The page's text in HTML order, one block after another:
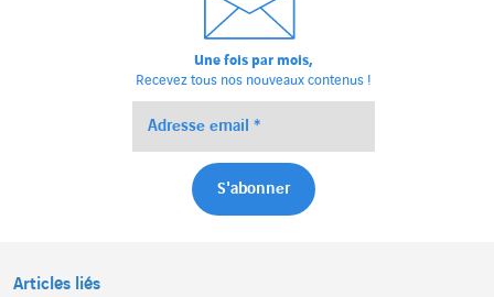
Une fois par mois,
Recevez tous nos nouveaux contenus !
Articles liés